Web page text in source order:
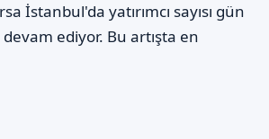
İstanbul'da yatırımcı sayısı gün
ediyor. Bu artışta en